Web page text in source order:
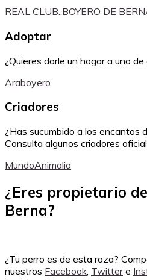
REAL CLUB..BOYERO DE
Adoptar
¿Quieres darle un hogar a uno
Araboyero
Criadores
¿Has sucumbido a los encantos
Consulta algunos criadores
MundoAnimalia
¿Eres propietario
Berna?
¿Tu perro es de esta raza?
nuestros Facebook Twittere